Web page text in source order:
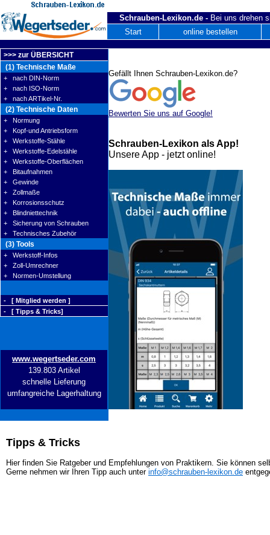
Schrauben-Lexikon.de - Bei uns drehen
Start
online bestellen
>>> zur ÜBERSICHT
(1) Technische Maße
+ nach DIN-Norm
+ nach ISO-Norm
+ nach ARTikel-Nr.
(2) Technische Daten
+ Normung
+ Kopf-und Antriebsform
+ Werkstoffe-Stähle
+ Werkstoffe-Edelstähle
+ Werkstoffe-Oberflächen
+ Bitaufnahmen
+ Gewinde
+ Zollmaße
+ Korrosionsschutz
+ Blindniettechnik
+ Sicherung von Schrauben
+ Technisches Zubehör
(3) Tools
+ Werkstoff-Infos
+ Zoll-Umrechner
+ Normen-Umstellung
- [ Mitglied werden ]
- [ Tipps & Tricks]
www.wegertseder.com
139.803 Artikel
schnelle Lieferung
umfangreiche Lagerhaltung
Tipps & Tricks
Hier finden Sie Ratgeber und Empfehlungen von Praktikern. Sie können
Gerne nehmen wir Ihren Tipp auch unter info@schrauben-lexikon.de
Gefällt Ihnen Schrauben-Lexikon.de?
Bewerten Sie uns auf Google!
Schrauben-Lexikon als App!
Unsere App - jetzt online!